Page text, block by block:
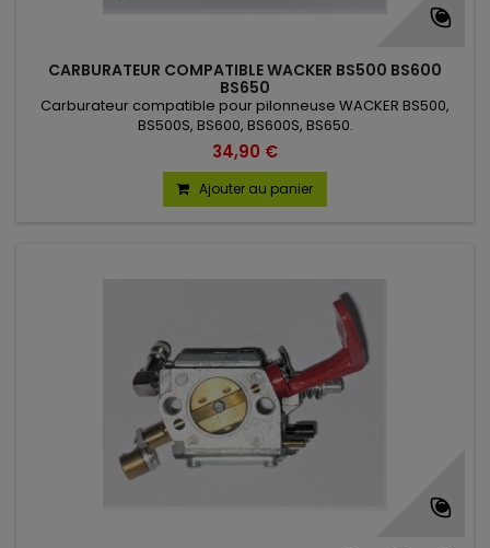
CARBURATEUR COMPATIBLE WACKER BS500 BS600
BS650
Carburateur compatible pour pilonneuse WACKER BS500,
BS500S, BS600, BS600S, BS650.
34,90 €
Ajouter au panier